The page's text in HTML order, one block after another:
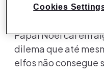
chocolate quente,
viva a magia de
Papai Noel cai em
dilema que até
elfos não consegue
Cookies